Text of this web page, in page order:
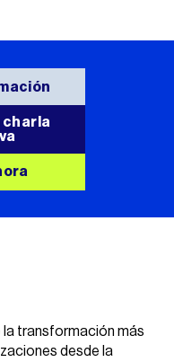
charla
transformación más
desde la